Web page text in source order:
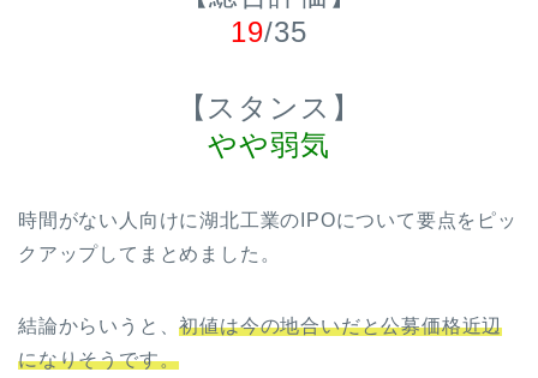
19/35
【スタンス】
やや弱気
時間がない人向けに湖北工業のIPOについて要点をピッ
クアップしてまとめました。
結論からいうと、初値は今の地合いだと公募価格近辺
になりそうです。